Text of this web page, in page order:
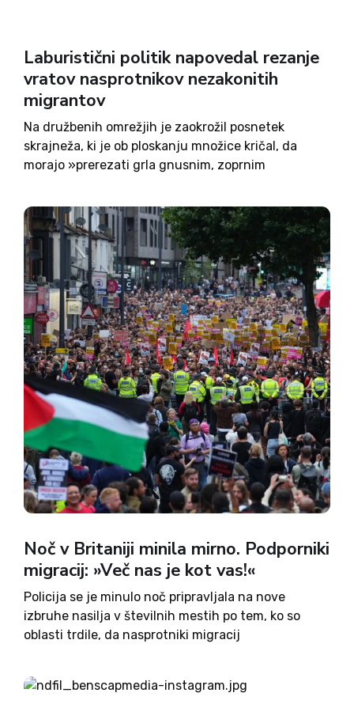
Laburistični politik napovedal rezanje
vratov nasprotnikov nezakonitih
migrantov
Na družbenih omrežjih je zaokrožil posnetek
skrajneža, ki je ob ploskanju množice kričal, da
morajo »prerezati grla gnusnim, zoprnim
se je, da gre za laburističnega politika, ki sedi v
občinskem svetu Dartford v...
Noč v Britaniji minila mirno. Podporniki
migracij: »Več nas je kot vas!«
Policija se je minulo noč pripravljala na nove
izbruhe nasilja v številnih mestih po tem, ko so
oblasti trdile, da nasprotniki migracij
državi. Protestov ni bilo, britanski mediji pa
poročajo, da se...